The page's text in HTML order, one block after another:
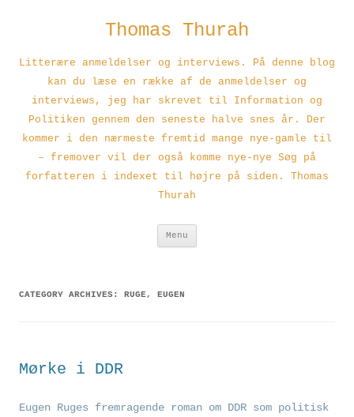
Thomas Thurah
Litterære anmeldelser og interviews. På denne blog
kan du læse en række af de anmeldelser og
interviews, jeg har skrevet til Information og
Politiken gennem den seneste halve snes år. Der
kommer i den nærmeste fremtid mange nye-gamle til
– fremover vil der også komme nye-nye Søg på
forfatteren i indexet til højre på siden. Thomas
Thurah
Menu
CATEGORY ARCHIVES: RUGE, EUGEN
Mørke i DDR
Eugen Ruges fremragende roman om DDR som politisk